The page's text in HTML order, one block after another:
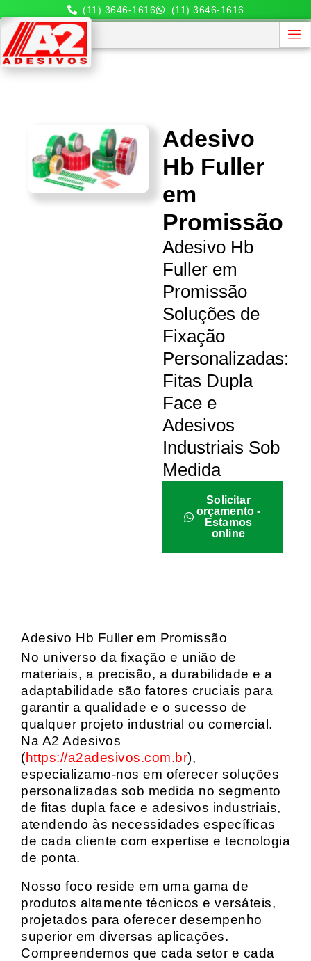
(11) 3646-1616 (11) 3646-1616
Adesivo
Hb Fuller
em
Promissão
Adesivo Hb
Fuller em
Promissão
Soluções de
Fixação
Personalizadas:
Fitas Dupla
Face e
Adesivos
Industriais Sob
Medida
Solicitar
orçamento -
Estamos
online
Adesivo Hb Fuller em Promissão
No universo da fixação e união de
materiais, a precisão, a durabilidade e a
adaptabilidade são fatores cruciais para
garantir a qualidade e o sucesso de
qualquer projeto industrial ou comercial.
Na A2 Adesivos
(https://a2adesivos.com.br),
especializamo-nos em oferecer soluções
personalizadas sob medida no segmento
de fitas dupla face e adesivos industriais,
atendendo às necessidades específicas
de cada cliente com expertise e tecnologia
de ponta.
Nosso foco reside em uma gama de
produtos altamente técnicos e versáteis,
projetados para oferecer desempenho
superior em diversas aplicações.
Compreendemos que cada setor e cada